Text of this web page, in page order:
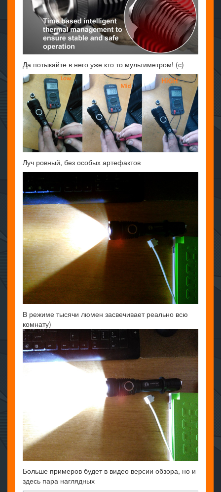
Да потыкайте в него уже кто то мультиметром! (с)
Луч ровный, без особых артефактов
В режиме тысячи люмен засвечивает реально всю
комнату)
Больше примеров будет в видео версии обзора, но и
здесь пара наглядных